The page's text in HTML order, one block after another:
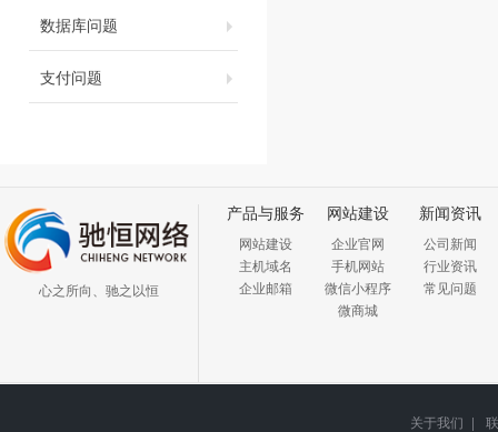
数据库问题
支付问题
心之所向、驰之以恒
产品与服务
网站建设
主机域名
企业邮箱
网站建设
企业官网
手机网站
微信小程序
微商城
新闻资讯
公司新闻
行业资讯
常见问题
关于我们 |